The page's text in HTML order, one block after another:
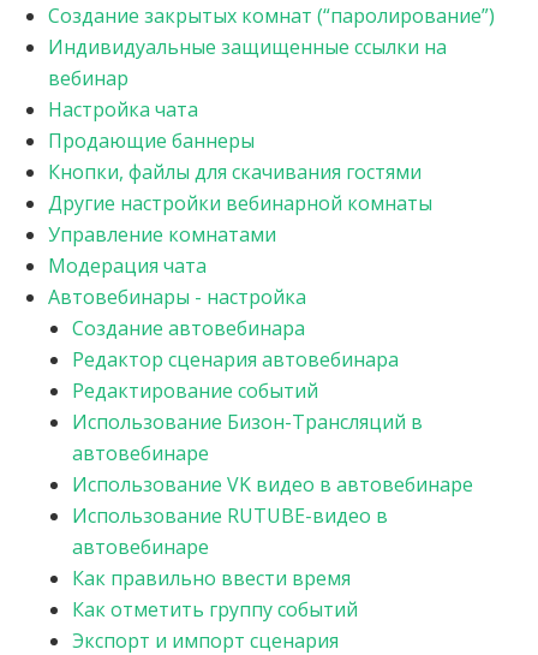
Создание закрытых комнат (“паролирование”)
Индивидуальные защищенные ссылки на
вебинар
Настройка чата
Продающие баннеры
Кнопки, файлы для скачивания гостями
Другие настройки вебинарной комнаты
Управление комнатами
Модерация чата
Автовебинары - настройка
Создание автовебинара
Редактор сценария автовебинара
Редактирование событий
Использование Бизон-Трансляций в
автовебинаре
Использование VK видео в автовебинаре
Использование RUTUBE-видео в
автовебинаре
Как правильно ввести время
Как отметить группу событий
Экспорт и импорт сценария